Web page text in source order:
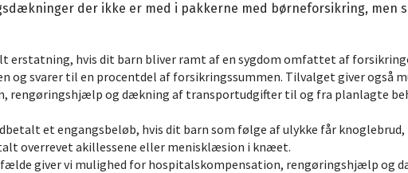
der ikke er med i pakkerne med børneforsikring, men
erstatning, hvis dit barn bliver ramt af en sygdom omfattet af
og svarer til en procentdel af forsikringssummen. Tilvalget giver også
rengøringshjælp og dækning af transportudgifter til og fra planlagte
et engangsbeløb, hvis dit barn som følge af ulykke får
overrevet akillessene eller menisklæsion i knæet.
giver vi mulighed for hospitalskompensation, rengøringshjælp og